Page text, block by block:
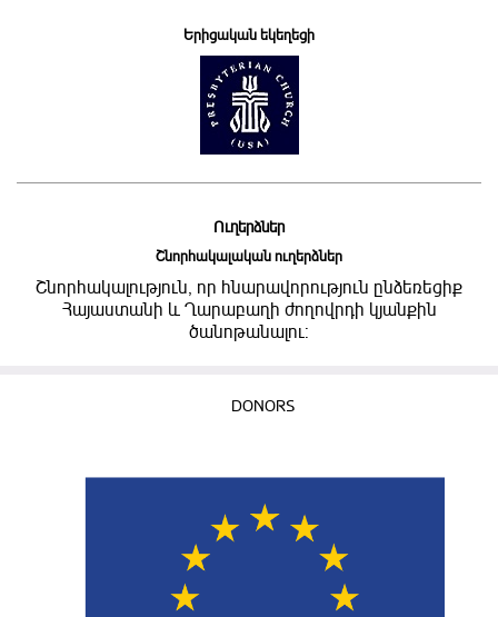
Երիցական եկեղեցի
Ուղերձներ
Շնորհակալական ուղերձներ
Շնորհակալություն, որ հնարավորություն ընձեռեցիք
Հայաստանի և Ղարաբաղի ժողովրդի կյանքին
ծանոթանալու:
DONORS